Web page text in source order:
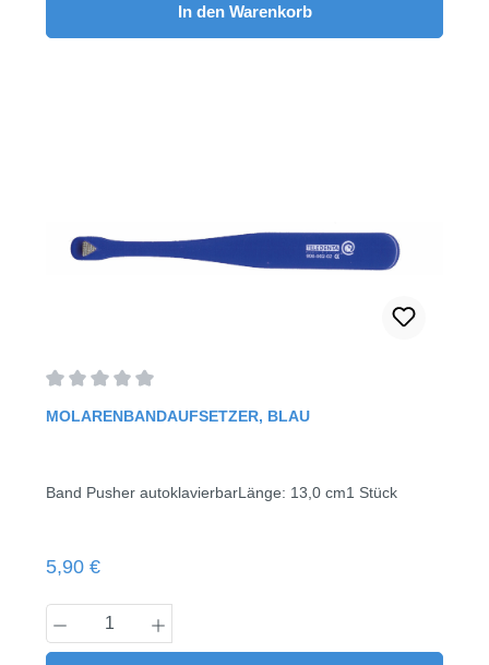
In den Warenkorb
MOLARENBANDAUFSETZER, BLAU
Band Pusher autoklavierbarLänge: 13,0 cm1 Stück
Regulärer Preis:
5,90 €
Produkt Anzahl: Gib den gewünschten